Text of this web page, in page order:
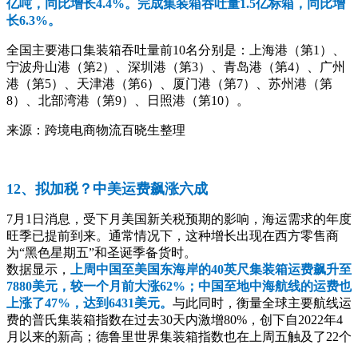
亿吨，同比增长4.4%。完成集装箱吞吐量1.5亿标箱，同比增
长6.3%。
全国主要港口集装箱吞吐量前10名分别是：上海港（第1）、
宁波舟山港（第2）、深圳港（第3）、青岛港（第4）、广州
港（第5）、天津港（第6）、厦门港（第7）、苏州港（第
8）、北部湾港（第9）、日照港（第10）。
来源：跨境电商物流百晓生整理
12、拟加税？中美运费飙涨六成
7月1日消息，受下月美国新关税预期的影响，海运需求的年度
旺季已提前到来。通常情况下，这种增长出现在西方零售商
为“黑色星期五”和圣诞季备货时。
数据显示，
上周中国至美国东海岸的40英尺集装箱运费飙升至
7880美元，较一个月前大涨62%；中国至地中海航线的运费也
上涨了47%，达到6431美元。 与此同时，衡量全球主要航线运
费的普氏集装箱指数在过去30天内激增80%，创下自2022年4
月以来的新高；德鲁里世界集装箱指数也在上周五触及了22个